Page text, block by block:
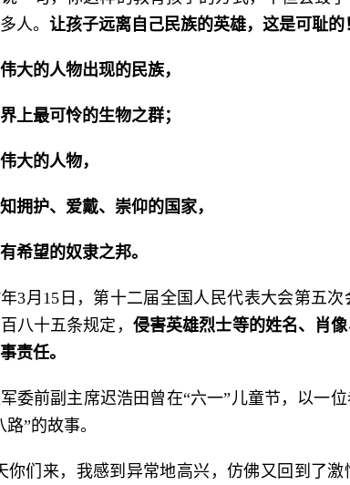
人。 让孩子远离自己民族的英雄，这是可耻的
大的人物出现的民族，
上最可怜的生物之群；
大的人物，
拥护、爱戴、崇仰的国家，
希望的奴隶之邦。
月15日，第十二届全国人民代表大会第五次
八十五条规定， 侵害英雄烈士等的姓名、肖
责任。
前副主席迟浩田曾在“六一”儿童节，以一位
”的故事。
们来，我感到异常地高兴，仿佛又回到了